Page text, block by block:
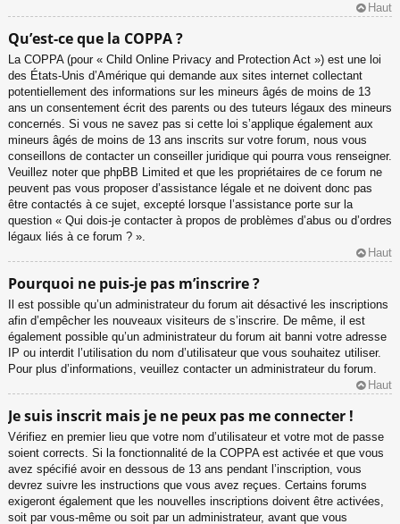
Haut
Qu’est-ce que la COPPA ?
La COPPA (pour « Child Online Privacy and Protection Act ») est une loi
des États-Unis d’Amérique qui demande aux sites internet collectant
potentiellement des informations sur les mineurs âgés de moins de 13
ans un consentement écrit des parents ou des tuteurs légaux des mineurs
concernés. Si vous ne savez pas si cette loi s’applique également aux
mineurs âgés de moins de 13 ans inscrits sur votre forum, nous vous
conseillons de contacter un conseiller juridique qui pourra vous renseigner.
Veuillez noter que phpBB Limited et que les propriétaires de ce forum ne
peuvent pas vous proposer d’assistance légale et ne doivent donc pas
être contactés à ce sujet, excepté lorsque l’assistance porte sur la
question « Qui dois-je contacter à propos de problèmes d’abus ou d’ordres
légaux liés à ce forum ? ».
Haut
Pourquoi ne puis-je pas m’inscrire ?
Il est possible qu’un administrateur du forum ait désactivé les inscriptions
afin d’empêcher les nouveaux visiteurs de s’inscrire. De même, il est
également possible qu’un administrateur du forum ait banni votre adresse
IP ou interdit l’utilisation du nom d’utilisateur que vous souhaitez utiliser.
Pour plus d’informations, veuillez contacter un administrateur du forum.
Haut
Je suis inscrit mais je ne peux pas me connecter !
Vérifiez en premier lieu que votre nom d’utilisateur et votre mot de passe
soient corrects. Si la fonctionnalité de la COPPA est activée et que vous
avez spécifié avoir en dessous de 13 ans pendant l’inscription, vous
devrez suivre les instructions que vous avez reçues. Certains forums
exigeront également que les nouvelles inscriptions doivent être activées,
soit par vous-même ou soit par un administrateur, avant que vous